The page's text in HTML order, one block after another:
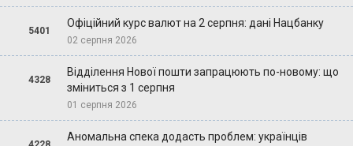
5401
Офіційний курс валют на 2 серпня: дані Нацбанку
02 серпня 2026
4328
Відділення Нової пошти запрацюють по-новому: що
зміниться з 1 серпня
01 серпня 2026
Аномальна спека додасть проблем: українців